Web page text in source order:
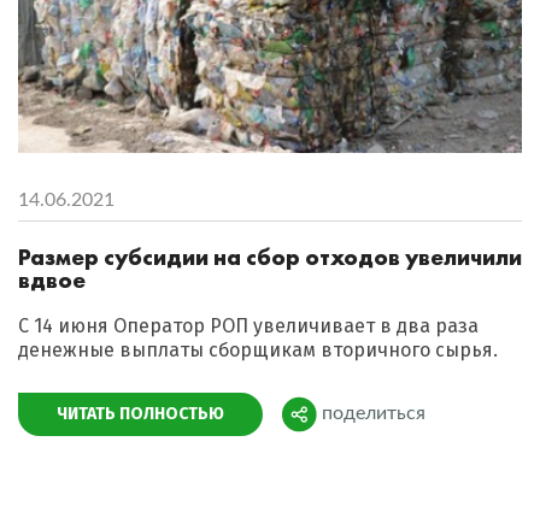
14.06.2021
Размер субсидии на сбор отходов увеличили
вдвое
С 14 июня Оператор РОП увеличивает в два раза
денежные выплаты сборщикам вторичного сырья.
ЧИТАТЬ ПОЛНОСТЬЮ Поделиться
поделиться